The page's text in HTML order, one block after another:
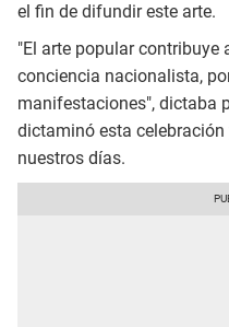
el fin de difundir este arte.
"El arte popular contribuye
conciencia nacionalista,
manifestaciones", dictaba
dictaminó esta
nuestros días.